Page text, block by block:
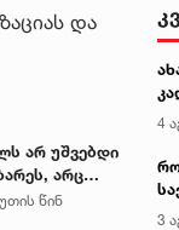
და
არ უშვებდი
არც
გაუშვი...“ -
წინ
4
3